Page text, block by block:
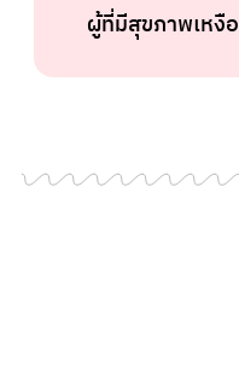
ผู้ที่มีสุขภาพเหงื